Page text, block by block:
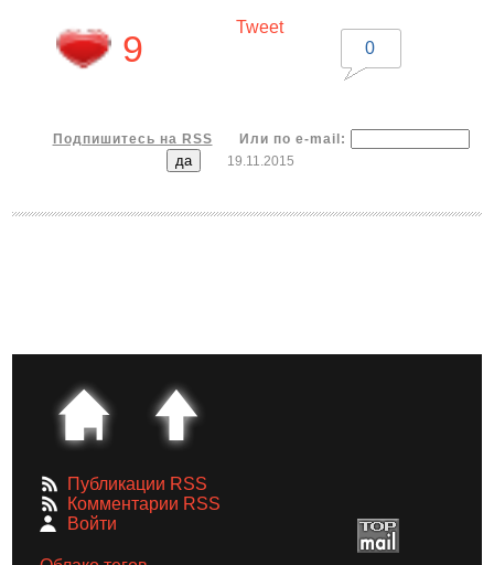
9
Tweet
0
Подпишитесь на RSS
Или по e-mail:
19.11.2015
Публикации RSS
Комментарии RSS
Войти